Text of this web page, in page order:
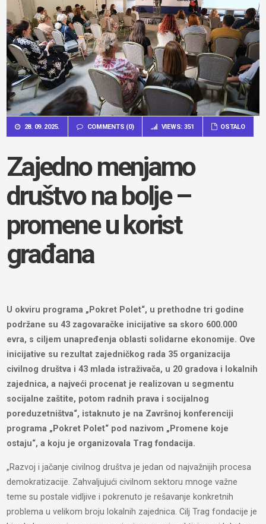
28. 09. 2025. COMMENTS (0) VIEWS: 351 OSTALO
Zajedno menjamo
društvo na bolje –
promene u korist
građana
U okviru programa „Pokret Polet“, u prethodne tri godine
podržane su 43 zagovaračke inicijative sa skoro 600.000
evra, s ciljem unapređenja oblasti solidarne ekonomije. Ove
inicijative su rezultat zajedničkog rada 35 organizacija
civilnog društva i 43 mlada istraživača, u 20 gradova i lokalnih
zajednica, a najveći procenat je realizovan u segmentu
socijalne zaštite, potom radnih prava i socijalnog
poreduzetništva“, istaknuto je na Završnoj konferenciji
programa „Pokret Polet“ pod nazivom „Promene koje
ostaju“, a koju je organizovala Trag fondacija.
„Razvoj i jačanje civilnog društva je jedan od najvažnijih procesa
demokratizacije. Zahvaljujući civilnom sektoru mnoge važne
teme su postale vidljive i pokrenuto je rešavanje konkretnih
problema u velikom broju lokalnih zajednica. Cilj Trag fondacije je